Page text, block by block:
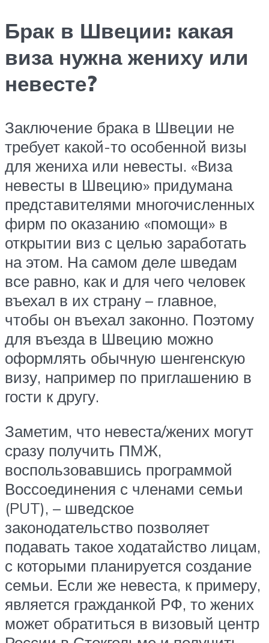
Брак в Швеции: какая
виза нужна жениху или
невесте?
Заключение брака в Швеции не
требует какой-то особенной визы
для жениха или невесты. «Виза
невесты в Швецию» придумана
представителями многочисленных
фирм по оказанию «помощи» в
открытии виз с целью заработать
на этом. На самом деле шведам
все равно, как и для чего человек
въехал в их страну – главное,
чтобы он въехал законно. Поэтому
для въезда в Швецию можно
оформлять обычную шенгенскую
визу, например по приглашению в
гости к другу.
Заметим, что невеста/жених могут
сразу получить ПМЖ,
воспользовавшись программой
Воссоединения с членами семьи
(PUT), – шведское
законодательство позволяет
подавать такое ходатайство лицам,
с которыми планируется создание
семьи. Если же невеста, к примеру,
является гражданкой РФ, то жених
может обратиться в визовый центр